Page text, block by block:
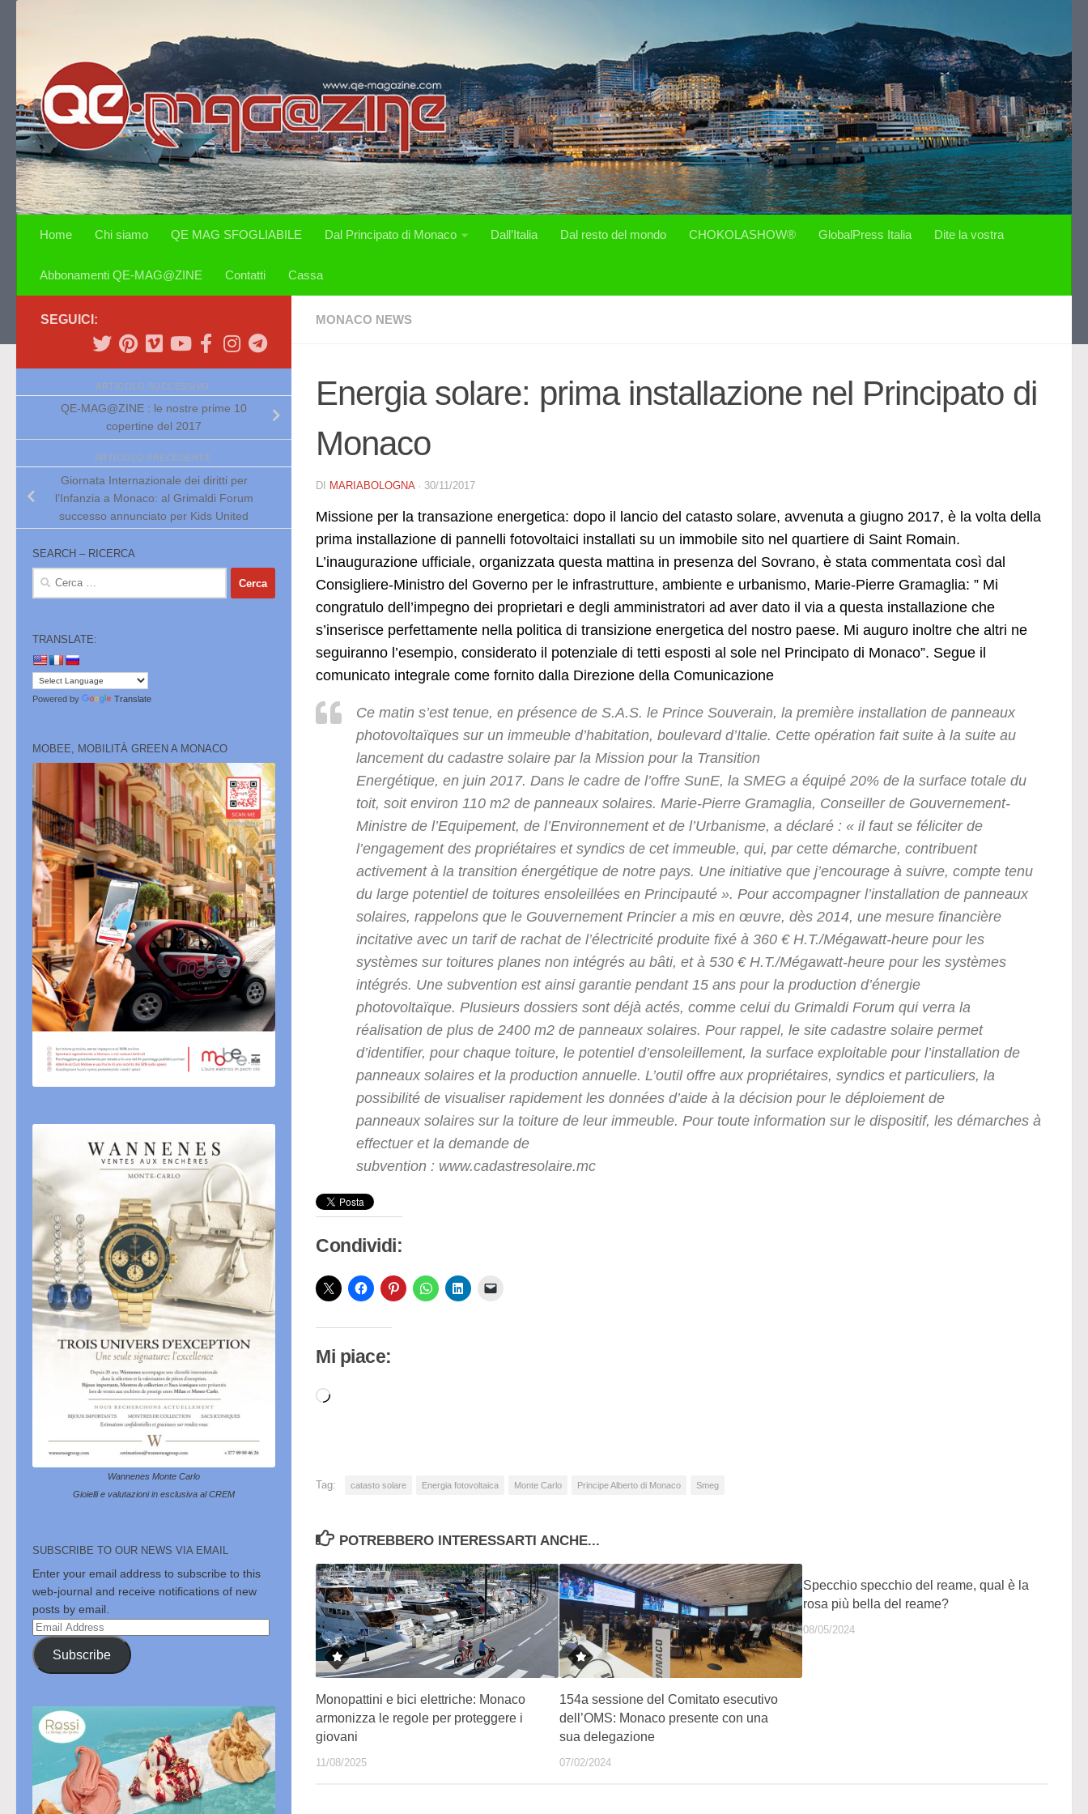
Home Chi siamo QE MAG SFOGLIABILE Dal Principato di Monaco Dall’Italia Dal resto del mondo CHOKOLASHOW® GlobalPress Italia Dite la vostra
Abbonamenti QE-MAG@ZINE Contatti Cassa
MONACO NEWS
Energia solare: prima installazione nel Principato di
Monaco
DI MARIABOLOGNA · 30/11/2017
Missione per la transazione energetica: dopo il lancio del catasto solare, avvenuta a giugno 2017, è la volta della
prima installazione di pannelli fotovoltaici installati su un immobile sito nel quartiere di Saint Romain.
L’inaugurazione ufficiale, organizzata questa mattina in presenza del Sovrano, è stata commentata così dal
Consigliere-Ministro del Governo per le infrastrutture, ambiente e urbanismo, Marie-Pierre Gramaglia: ” Mi
congratulo dell’impegno dei proprietari e degli amministratori ad aver dato il via a questa installazione che
s’inserisce perfettamente nella politica di transizione energetica del nostro paese. Mi auguro inoltre che altri ne
seguiranno l’esempio, considerato il potenziale di tetti esposti al sole nel Principato di Monaco”. Segue il
comunicato integrale come fornito dalla Direzione della Comunicazione
Ce matin s’est tenue, en présence de S.A.S. le Prince Souverain, la première installation de panneaux
photovoltaïques sur un immeuble d’habitation, boulevard d’Italie. Cette opération fait suite à la suite au
lancement du cadastre solaire par la Mission pour la Transition
Energétique, en juin 2017. Dans le cadre de l’offre SunE, la SMEG a équipé 20% de la surface totale du
toit, soit environ 110 m2 de panneaux solaires. Marie-Pierre Gramaglia, Conseiller de Gouvernement-
Ministre de l’Equipement, de l’Environnement et de l’Urbanisme, a déclaré : « il faut se féliciter de
l’engagement des propriétaires et syndics de cet immeuble, qui, par cette démarche, contribuent
activement à la transition énergétique de notre pays. Une initiative que j’encourage à suivre, compte tenu
du large potentiel de toitures ensoleillées en Principauté ». Pour accompagner l’installation de panneaux
solaires, rappelons que le Gouvernement Princier a mis en œuvre, dès 2014, une mesure financière
incitative avec un tarif de rachat de l’électricité produite fixé à 360 € H.T./Mégawatt-heure pour les
systèmes sur toitures planes non intégrés au bâti, et à 530 € H.T./Mégawatt-heure pour les systèmes
intégrés. Une subvention est ainsi garantie pendant 15 ans pour la production d’énergie
photovoltaïque. Plusieurs dossiers sont déjà actés, comme celui du Grimaldi Forum qui verra la
réalisation de plus de 2400 m2 de panneaux solaires. Pour rappel, le site cadastre solaire permet
d’identifier, pour chaque toiture, le potentiel d’ensoleillement, la surface exploitable pour l’installation de
panneaux solaires et la production annuelle. L’outil offre aux propriétaires, syndics et particuliers, la
possibilité de visualiser rapidement les données d’aide à la décision pour le déploiement de
panneaux solaires sur la toiture de leur immeuble. Pour toute information sur le dispositif, les démarches à
effectuer et la demande de
subvention : www.cadastresolaire.mc
Condividi:
Mi piace:
Caricamento
Tag: catasto solare Energia fotovoltaica Monte Carlo Principe Alberto di Monaco Smeg
POTREBBERO INTERESSARTI ANCHE...
Monopattini e bici elettriche: Monaco
armonizza le regole per proteggere i
giovani
11/08/2025
154a sessione del Comitato esecutivo
dell’OMS: Monaco presente con una
sua delegazione
07/02/2024
Specchio specchio del reame, qual è la
rosa più bella del reame?
08/05/2024
SEGUICI:
ARTICOLO SUCCESSIVO
QE-MAG@ZINE : le nostre prime 10
copertine del 2017
ARTICOLO PRECEDENTE
Giornata Internazionale dei diritti per
l’Infanzia a Monaco: al Grimaldi Forum
successo annunciato per Kids United
SEARCH – RICERCA
Ricerca
TRANSLATE:
Powered by Translate
MOBEE, MOBILITÀ GREEN A MONACO
Wannenes Monte Carlo
Gioielli e valutazioni in esclusiva al CREM
SUBSCRIBE TO OUR NEWS VIA EMAIL
Enter your email address to subscribe to this
web-journal and receive notifications of new
posts by email.
Email
Address
Subscribe